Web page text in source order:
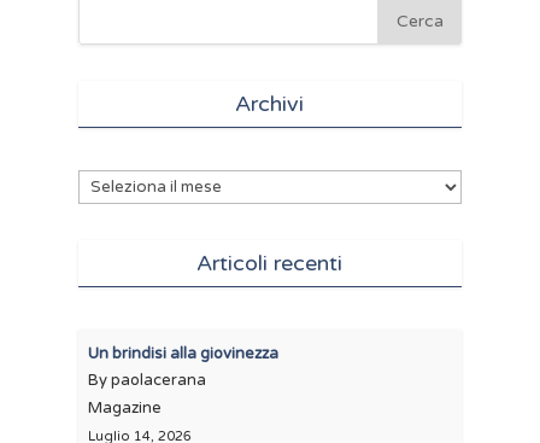
Archivi
Archivi
Articoli recenti
Un brindisi alla giovinezza
By paolacerana
Magazine
Luglio 14, 2026